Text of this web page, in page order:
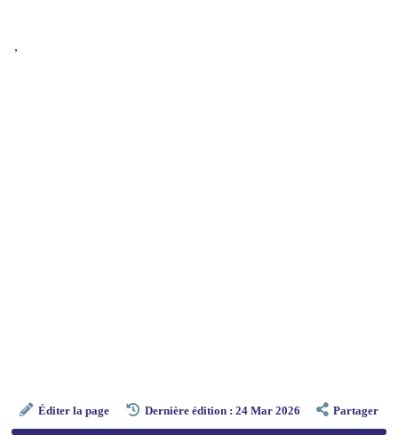
,
Éditer la page Dernière édition : 24 Mar 2026 Partager